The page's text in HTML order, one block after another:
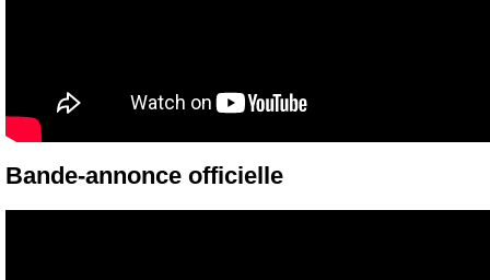
Bande-annonce officielle